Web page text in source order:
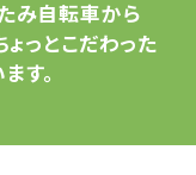
み自転車から
ょっとこだわった
す。